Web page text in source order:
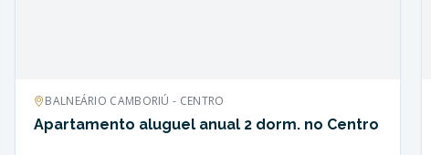
BALNEÁRIO CAMBORIÚ - CENTRO
Apartamento aluguel anual 2 dorm. no Centro